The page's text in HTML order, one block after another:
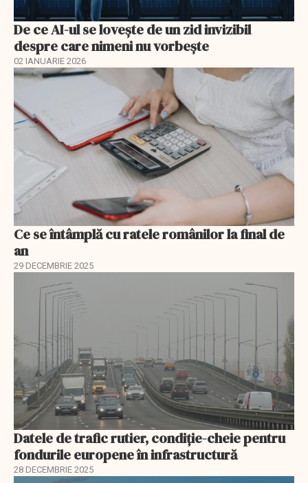
De ce AI-ul se lovește de un zid invizibil
despre care nimeni nu vorbește
02 IANUARIE 2026
Ce se întâmplă cu ratele românilor la final de
an
29 DECEMBRIE 2025
Datele de trafic rutier, condiție-cheie pentru
fondurile europene în infrastructură
28 DECEMBRIE 2025